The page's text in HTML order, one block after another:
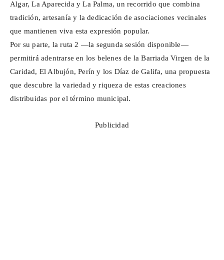
Algar, La Aparecida y La Palma, un recorrido que combina
tradición, artesanía y la dedicación de asociaciones vecinales
que mantienen viva esta expresión popular.
Por su parte, la ruta 2 —la segunda sesión disponible—
permitirá adentrarse en los belenes de la Barriada Virgen de la
Caridad, El Albujón,Perín y los Díaz deGalifa, una propuesta
que descubre la variedad y riqueza de estas creaciones
distribuidas por el término municipal.
Publicidad